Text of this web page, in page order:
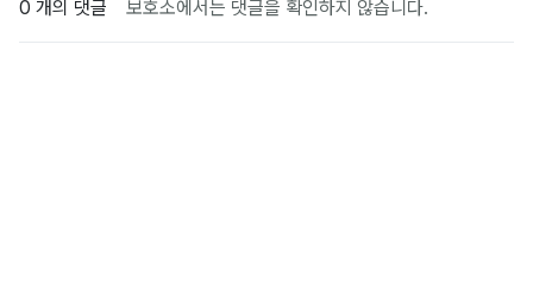
0 개의 댓글 보호소에서는 댓글을 확인하지 않습니다.